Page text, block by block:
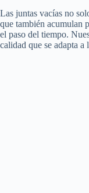
Las juntas vacías no
que también acumulan
el paso del tiempo.
calidad que se adapta a